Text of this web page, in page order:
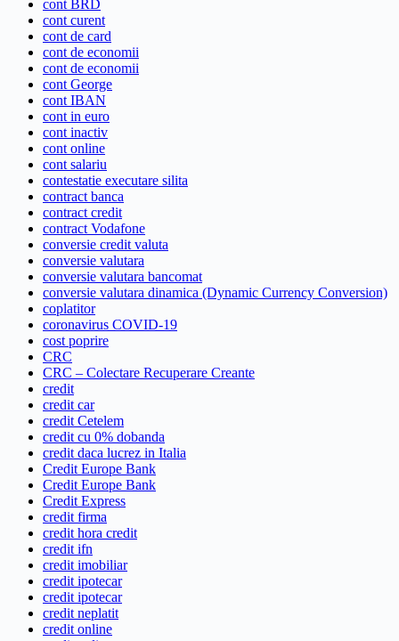
cont BRD
cont curent
cont de card
cont de economii
cont de economii
cont George
cont IBAN
cont in euro
cont inactiv
cont online
cont salariu
contestatie executare silita
contract banca
contract credit
contract Vodafone
conversie credit valuta
conversie valutara
conversie valutara bancomat
conversie valutara dinamica (Dynamic Currency Conversion)
coplatitor
coronavirus COVID-19
cost poprire
CRC
CRC – Colectare Recuperare Creante
credit
credit car
credit Cetelem
credit cu 0% dobanda
credit daca lucrez in Italia
Credit Europe Bank
Credit Europe Bank
Credit Express
credit firma
credit hora credit
credit ifn
credit imobiliar
credit ipotecar
credit ipotecar
credit neplatit
credit online